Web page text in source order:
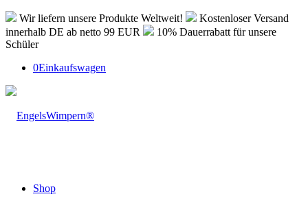
Wir liefern unsere Produkte Weltweit!
Kostenloser Versand
innerhalb DE ab netto 99 EUR
10% Dauerrabatt für unsere
Schüler
0Einkaufswagen
Shop